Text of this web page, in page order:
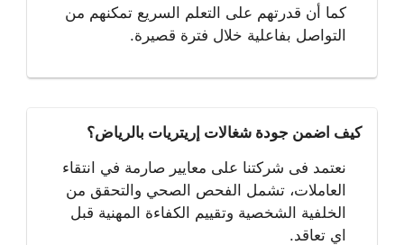
كما أن قدرتهم على التعلم السريع تمكنهم من
التواصل بفاعلية خلال فترة قصيرة.
كيف اضمن جودة شغالات إريتريات بالرياض؟
نعتمد فى شركتنا على معايير صارمة في انتقاء
العاملات، تشمل الفحص الصحي والتحقق من
الخلفية الشخصية وتقييم الكفاءة المهنية قبل
اي تعاقد.